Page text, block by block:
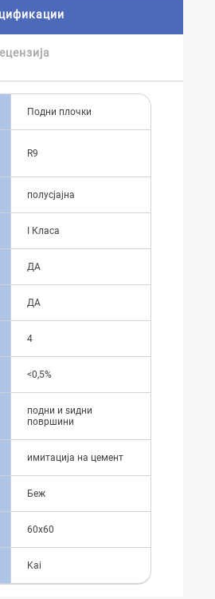
Подни плочки
R9
полусјајна
I Класа
ДА
ДА
4
<0,5%
подни и ѕидни
површини
имитација на цемент
Беж
60x60
Kai